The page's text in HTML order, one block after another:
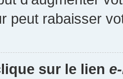
peut rabaisser
sur le lien